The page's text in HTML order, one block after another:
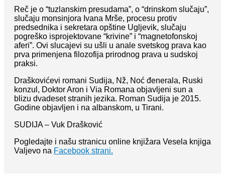
Reč je o “tuzlanskim presudama”, o “drinskom slučaju”,
slučaju monsinjora Ivana Mrše, procesu protiv
predsednika i sekretara opštine Ugljevik, slučaju
pogreško isprojektovane “krivine” i “magnetofonskoj
aferi”. Ovi slucajevi su ušli u anale svetskog prava kao
prva primenjena filozofija prirodnog prava u sudskoj
praksi.
Draškovićevi romani Sudija, Nž, Noć đenerala, Ruski
konzul, Doktor Aron i Via Romana objavljeni sun a
blizu dvadeset stranih jezika. Roman Sudija je 2015.
Godine objavljen i na albanskom, u Tirani.
SUDIJA – Vuk Drašković
Pogledajte i našu stranicu online knjižara Vesela knjiga
Valjevo na Facebook strani.